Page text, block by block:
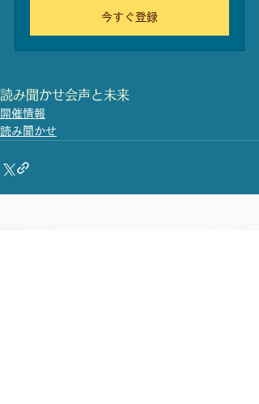
今すぐ登録
読み聞かせ会声と未来
開催情報
読み聞かせ